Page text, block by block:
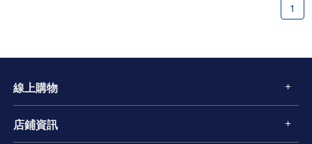
1
線上購物
店鋪資訊